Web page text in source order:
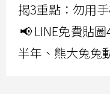
揭3重點：勿用
📢 LINE免費貼
半年、熊大兔兔